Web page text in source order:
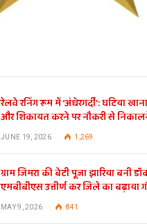
रेलवे रनिंग रूम में ‘अंधेरगर्दी’: घटिया
और शिकायत करने पर नौकरी से
JUNE 19, 2026 1,269
ग्राम जिमरा की बेटी पूजा झारिया बनी
एमबीबीएस उत्तीर्ण कर जिले का बढ़ाया
MAY 9, 2026 841